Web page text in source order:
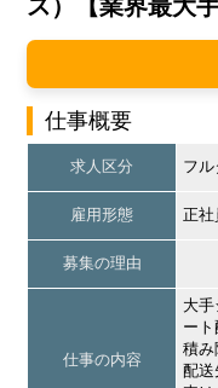
ス）【業界最大手
仕事概要
求人区分 フル
雇用形態 正社
募集の理由
仕事の内容
大
ート
積み
配送